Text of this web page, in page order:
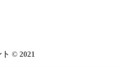
© 2021